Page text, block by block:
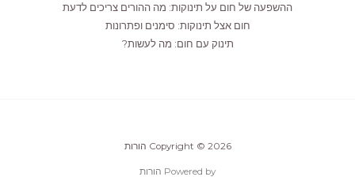
ההשפעה של חום על תינוקות: מה ההורים צריכים לדעת
חום אצל תינוקות: סימנים ופתרונות
תינוק עם חום: מה לעשות?
Copyright © 2026 הורות
Powered by הורות